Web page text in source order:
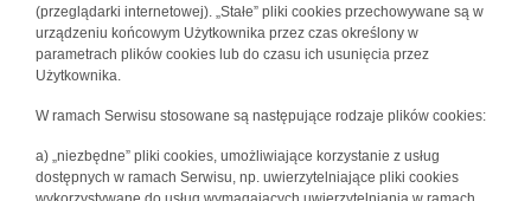
(przeglądarki internetowej). „Stałe” pliki cookies przechowywane są w
urządzeniu końcowym Użytkownika przez czas określony w
parametrach plików cookies lub do czasu ich usunięcia przez
Użytkownika.
W ramach Serwisu stosowane są następujące rodzaje plików cookies:
a) „niezbędne” pliki cookies, umożliwiające korzystanie z usług
dostępnych w ramach Serwisu, np. uwierzytelniające pliki cookies